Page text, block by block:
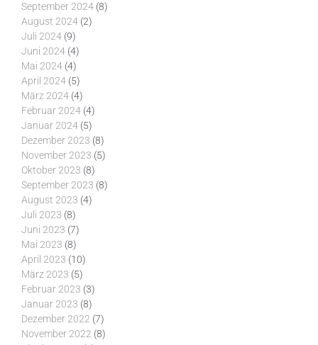
September 2024 (8)
August 2024 (2)
Juli 2024 (9)
Juni 2024 (4)
Mai 2024 (4)
April 2024 (5)
März 2024 (4)
Februar 2024 (4)
Januar 2024 (5)
Dezember 2023 (8)
November 2023 (5)
Oktober 2023 (8)
September 2023 (8)
August 2023 (4)
Juli 2023 (8)
Juni 2023 (7)
Mai 2023 (8)
April 2023 (10)
März 2023 (5)
Februar 2023 (3)
Januar 2023 (8)
Dezember 2022 (7)
November 2022 (8)